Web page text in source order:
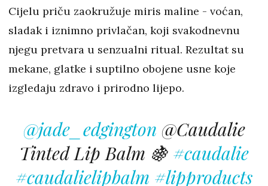
Cijelu priču zaokružuje miris maline - voćan,
sladak i iznimno privlačan, koji svakodnevnu
njegu pretvara u senzualni ritual. Rezultat su
mekane, glatke i suptilno obojene usne koje
izgledaju zdravo i prirodno lijepo.
@jade_edgington @Caudalie
Tinted Lip Balm 🍇 #caudalie
#caudalielipbalm #lipproducts